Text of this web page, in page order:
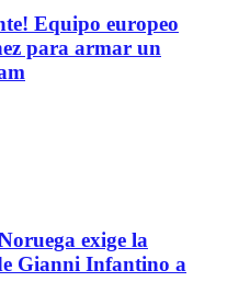
Equipo europeo
para armar un
exige la
Gianni Infantino a